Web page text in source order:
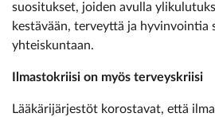
suositukset, joiden avulla
kestävään, terveyttä ja hyvinvointia
yhteiskuntaan.
Ilmastokriisi on myös terveyskriisi
Lääkärijärjestöt korostavat, että